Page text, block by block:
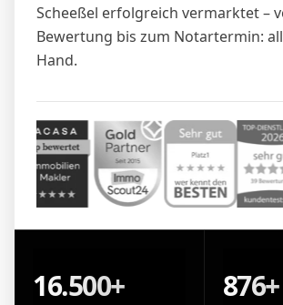
Scheeßel erfolgreich vermarktet –
Bewertung bis zum Notartermin:
Hand.
16.500+ 876+